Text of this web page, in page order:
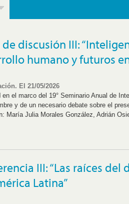
de discusión III:
humano y futuros
El 21/05/2026
el marco del 19° Seminario Anual de
y de un necesario debate sobre el
María Julia Morales González, Adrián
III: “Las raíces
Latina”